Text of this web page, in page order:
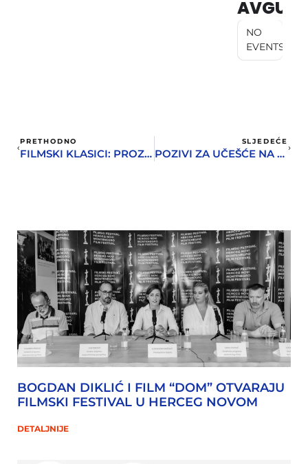
AVGUST
NO
EVENTS
PRETHODNO
FILMSKI KLASICI: PROZOR U DVORIŠTE
SLJEDEĆE
POZIVI ZA UČEŠĆE NA 20. HLS I IZLAGANJE U GALERIJI JOSIP BEPO BENKOVIĆ
BOGDAN DIKLIĆ I FILM “DOM” OTVARAJU
FILMSKI FESTIVAL U HERCEG NOVOM
DETALJNIJE